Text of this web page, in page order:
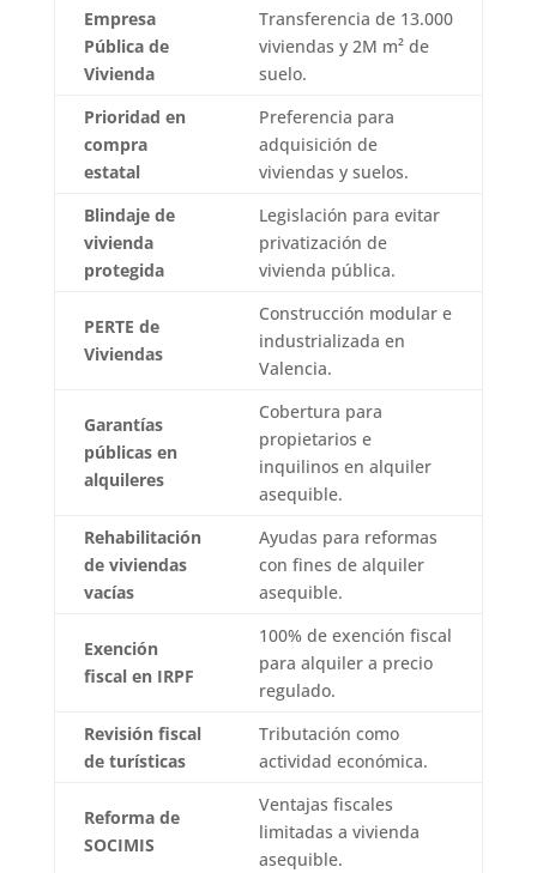
Empresa
Pública de
Vivienda
Transferencia de 13.000
viviendas y 2M m² de
suelo.
Prioridad en
compra
estatal
Preferencia para
adquisición de
viviendas y suelos.
Blindaje de
vivienda
protegida
Legislación para evitar
privatización de
vivienda pública.
PERTE de
Viviendas
Construcción modular e
industrializada en
Valencia.
Garantías
públicas en
alquileres
Cobertura para
propietarios e
inquilinos en alquiler
asequible.
Rehabilitación
de viviendas
vacías
Ayudas para reformas
con fines de alquiler
asequible.
Exención
fiscal en IRPF
100% de exención fiscal
para alquiler a precio
regulado.
Revisión fiscal
de turísticas
Tributación como
actividad económica.
Reforma de
SOCIMIS
Ventajas fiscales
limitadas a vivienda
asequible.